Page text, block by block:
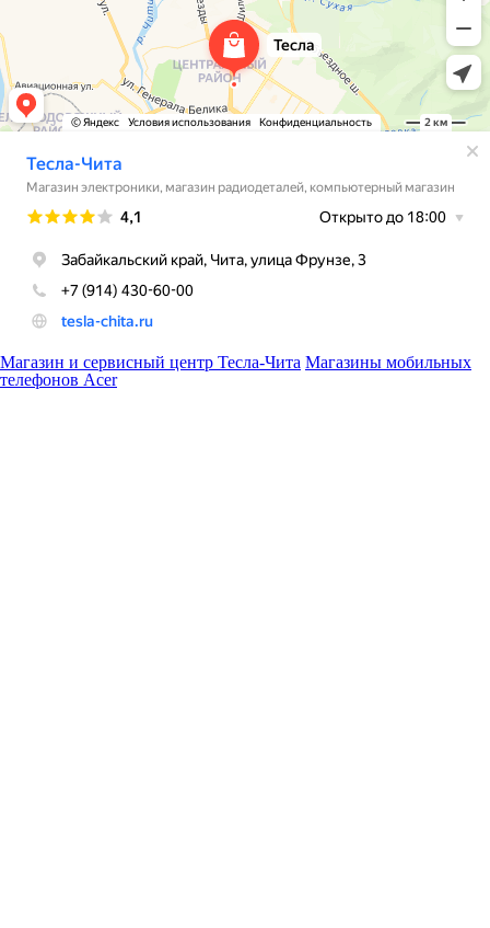
Магазин и сервисный центр Тесла-Чита Магазины мобильных
телефонов Acer